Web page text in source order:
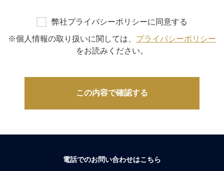
弊社プライバシーポリシーに同意する
※個人情報の取り扱いに関しては、 プライバシーポリシー
をお読みください。
電話でのお問い合わせはこちら